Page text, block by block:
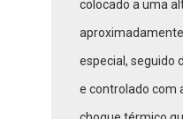
colocado a uma
especial, seguido
e controlado com